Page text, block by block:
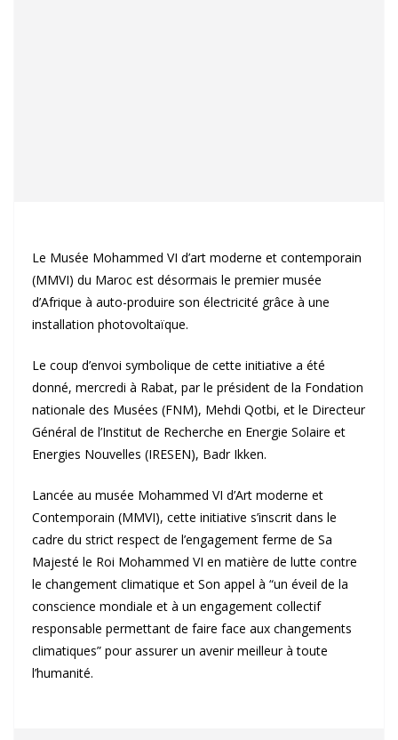
Le Musée Mohammed VI d’art moderne et contemporain
(MMVI) du Maroc est désormais le premier musée
d’Afrique à auto-produire son électricité grâce à une
installation photovoltaïque.
Le coup d’envoi symbolique de cette initiative a été
donné, mercredi à Rabat, par le président de la Fondation
nationale des Musées (FNM), Mehdi Qotbi, et le Directeur
Général de l’Institut de Recherche en Energie Solaire et
Energies Nouvelles (IRESEN), Badr Ikken.
Lancée au musée Mohammed VI d’Art moderne et
Contemporain (MMVI), cette initiative s’inscrit dans le
cadre du strict respect de l’engagement ferme de Sa
Majesté le Roi Mohammed VI en matière de lutte contre
le changement climatique et Son appel à “un éveil de la
conscience mondiale et à un engagement collectif
responsable permettant de faire face aux changements
climatiques” pour assurer un avenir meilleur à toute
l’humanité.